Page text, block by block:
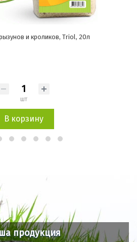
и кроликов, Triol, 20л
шт
В корзину
продукция